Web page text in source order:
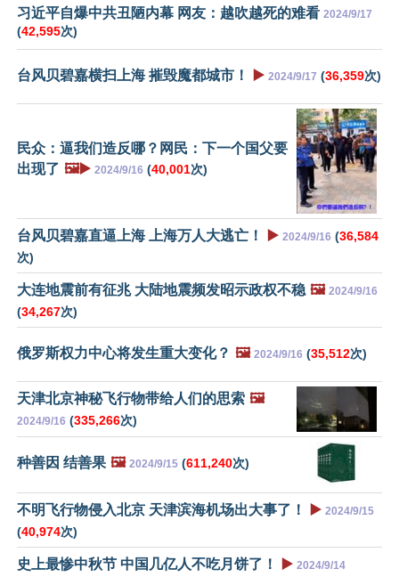
习近平自爆中共丑陋内幕 网友：越吹越死的难看 2024/9/17
(42,595次)
台风贝碧嘉横扫上海 摧毁魔都城市！ ▶️ 2024/9/17 (36,359次)
民众：逼我们造反哪？网民：下一个国父要
出现了 🖼️▶️ 2024/9/16 (40,001次)
台风贝碧嘉直逼上海 上海万人大逃亡！ ▶️ 2024/9/16 (36,584
次)
大连地震前有征兆 大陆地震频发昭示政权不稳 🖼️ 2024/9/16
(34,267次)
俄罗斯权力中心将发生重大变化？ 🖼️ 2024/9/16 (35,512次)
天津北京神秘飞行物带给人们的思索 🖼️
2024/9/16 (335,266次)
种善因 结善果 🖼️ 2024/9/15 (611,240次)
不明飞行物侵入北京 天津滨海机场出大事了！ ▶️ 2024/9/15
(40,974次)
史上最惨中秋节 中国几亿人不吃月饼了！ ▶️ 2024/9/14